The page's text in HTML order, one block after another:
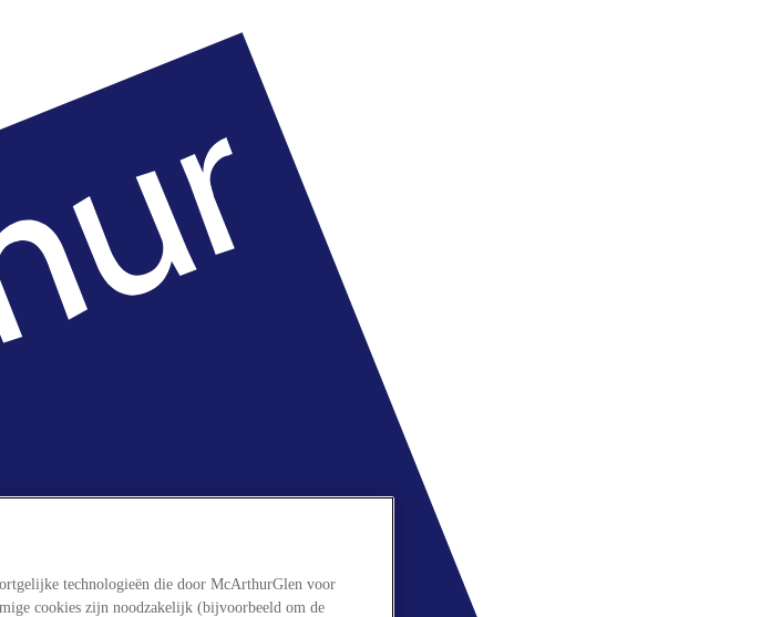
technologieën die door McArthurGlen voor
cookies zijn noodzakelijk (bijvoorbeeld om de